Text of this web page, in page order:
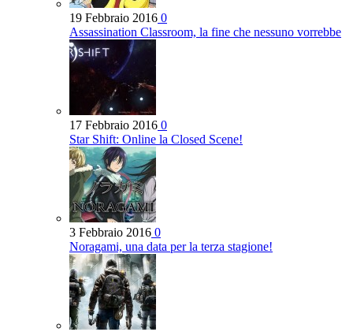
19 Febbraio 2016 0
Assassination Classroom, la fine che nessuno vorrebbe
17 Febbraio 2016 0
Star Shift: Online la Closed Scene!
3 Febbraio 2016 0
Noragami, una data per la terza stagione!